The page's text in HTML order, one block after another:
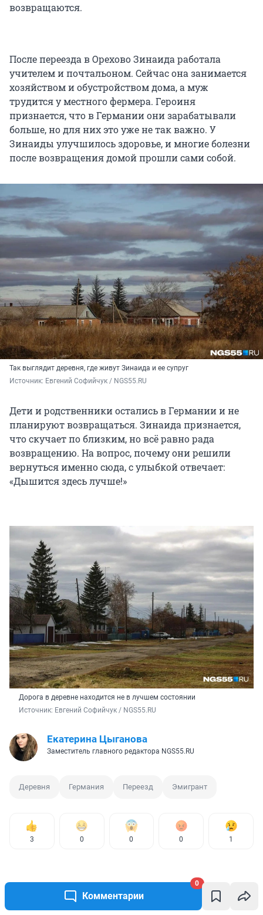
Комментарии
0
возвращаются.
После переезда в Орехово Зинаида работала
учителем и почтальоном. Сейчас она занимается
хозяйством и обустройством дома, а муж
трудится у местного фермера. Героиня
признается, что в Германии они зарабатывали
больше, но для них это уже не так важно. У
Зинаиды улучшилось здоровье, и многие болезни
после возвращения домой прошли сами собой.
Так выглядит деревня, где живут Зинаида и ее супруг
Источник: Евгений Софийчук / NGS55.RU
Дети и родственники остались в Германии и не
планируют возвращаться. Зинаида признается,
что скучает по близким, но всё равно рада
возвращению. На вопрос, почему они решили
вернуться именно сюда, с улыбкой отвечает:
«Дышится здесь лучше!»
Дорога в деревне находится не в лучшем состоянии
Источник: Евгений Софийчук / NGS55.RU
Екатерина Цыганова
Заместитель главного редактора NGS55.RU
Деревня Германия Переезд Эмигрант
3 0 0 0 1